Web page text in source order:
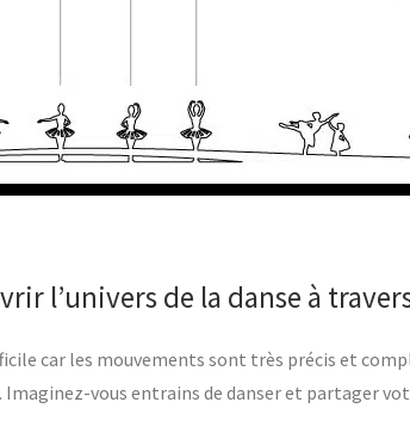
l’univers de la danse à
car les mouvements sont très précis et
Imaginez-vous entrains de danser et partager